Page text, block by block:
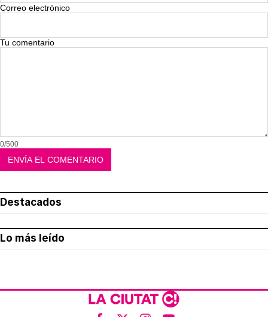
Correo electrónico
Tu comentario
0/500
Destacados
Lo más leído